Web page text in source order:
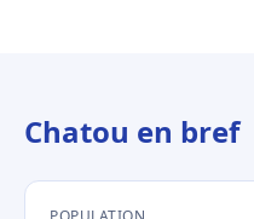
Chatou en bref